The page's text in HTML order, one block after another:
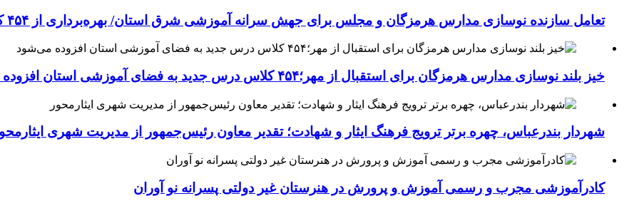
تعامل سازنده نوسازی مدارس هرمزگان و مجلس برای جهش سرانه آموزشی شرق استان/ بهره‌برداری از ۴۵۴ کلاس درس تا مهرماه
خیز بلند نوسازی مدارس هرمزگان برای استقبال از مهر؛۴۵۴ کلاس درس جدید به فضای آموزشی استان افزوده می‌شود
شهردار بندرعباس، چهره برتر ترویج فرهنگ ایثار و شهادت؛ تقدیر معاون رئیس‌جمهور از مدیریت شهری
کادرآموزشی مجرب و رسمی آموزش و پرورش در هنرستان غیر دولتی پسرانه نو آوران